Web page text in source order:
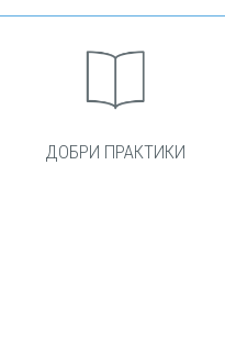
ДОБРИ ПРАКТИКИ